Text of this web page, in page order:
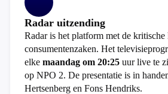
Radar uitzending
Radar is het platform met de
consumentenzaken. Het
elke maandag om 20:25 uur live te
op NPO 2. De presentatie is in
Hertsenberg en Fons Hendriks.